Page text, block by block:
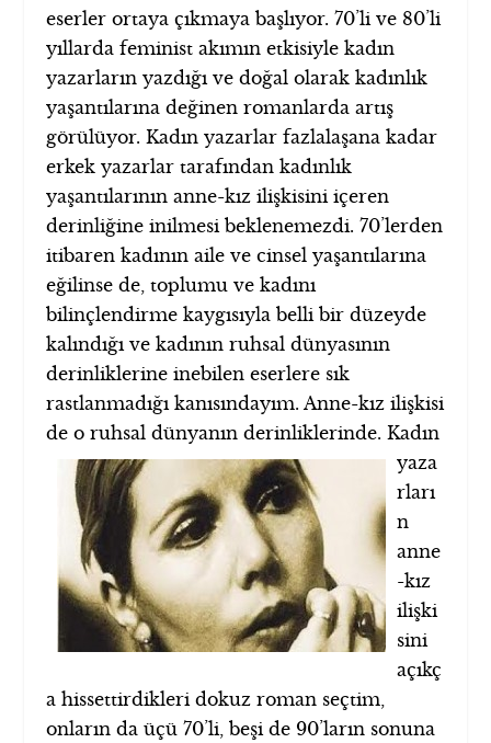
eserler ortaya çıkmaya başlıyor. 70’li ve 80’li
yıllarda feminist akımın etkisiyle kadın
yazarların yazdığı ve doğal olarak kadınlık
yaşantılarına değinen romanlarda artış
görülüyor. Kadın yazarlar fazlalaşana kadar
erkek yazarlar tarafından kadınlık
yaşantılarının anne-kız ilişkisini içeren
derinliğine inilmesi beklenemezdi. 70’lerden
itibaren kadının aile ve cinsel yaşantılarına
eğilinse de, toplumu ve kadını
bilinçlendirme kaygısıyla belli bir düzeyde
kalındığı ve kadının ruhsal dünyasının
derinliklerine inebilen eserlere sık
rastlanmadığı kanısındayım. Anne-kız ilişkisi
de o ruhsaldünyanın derinliklerinde. Kadın
yaza
rları
n
anne
-kız
ilişki
sini
açıkç
a hissettirdikleri dokuz roman seçtim,
onların da üçü 70’li, beşi de 90’ların sonuna